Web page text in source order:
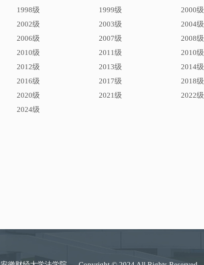
1998级
1999级 2000级
2002级
2003级 2004级
2006级
2007级 2008级
2010级
2011级 2010级
2012级
2013级 2014级
2016级
2017级 2018级
2020级
2021级 2022级
2024级